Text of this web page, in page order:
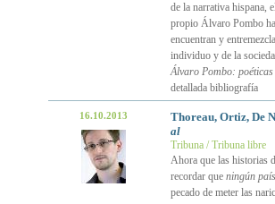
de la narrativa hispana,
propio Álvaro Pombo
encuentran y
individuo y de la
Álvaro Pombo: poéticas
detallada bibliografía
16.10.2013
Thoreau, Ortiz, De
al
Tribuna / Tribuna libre
Ahora que las historias
recordar que ningún
pecado de meter las